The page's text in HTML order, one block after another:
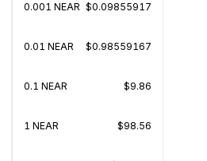
0.001 NEAR $0.09855917
0.01 NEAR $0.98559167
0.1 NEAR $9.86
1 NEAR $98.56